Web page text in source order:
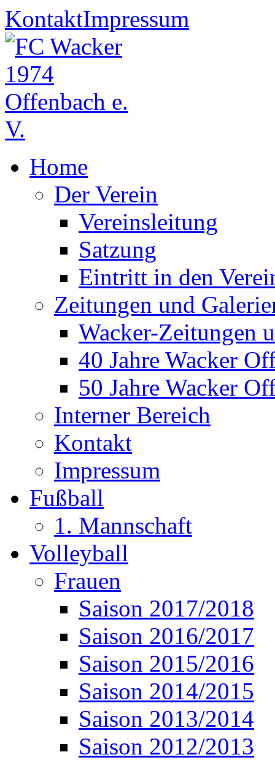
KontaktImpressum
Home
Der Verein
Vereinsleitung
Satzung
Eintritt in den
Zeitungen und
Wacker-Zeitungen
40 Jahre Wacker
50 Jahre Wacker
Interner Bereich
Kontakt
Impressum
Fußball
1. Mannschaft
Volleyball
Frauen
Saison 2017/2018
Saison 2016/2017
Saison 2015/2016
Saison 2014/2015
Saison 2013/2014
Saison 2012/2013